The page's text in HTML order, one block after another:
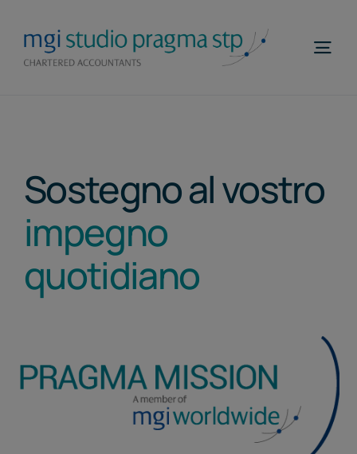
contenuto
Competenze
MGI WorldWide
Telefona
Linkedin
Sostegno al vostro
impegno
quotidiano